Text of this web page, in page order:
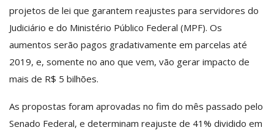
projetos de lei que garantem reajustes para servidores do
Judiciário e do Ministério Público Federal (MPF). Os
aumentos serão pagos gradativamente em parcelas até
2019, e, somente no ano que vem, vão gerar impacto de
mais de R$ 5 bilhões.
As propostas foram aprovadas no fim do mês passado pelo
Senado Federal, e determinam reajuste de 41% dividido em